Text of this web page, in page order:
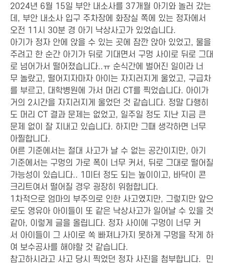
2024년 6월 15일 부안 내소사를 37개월 아기와 놀러 갔는
데, 부안 내소사 입구 주차장에 화장실 쪽에 있는 정자에서
오전 11시 30분 경 아기 낙상사고가 있었습니다.
아기가 정자 안에 앉을 수 있는 곳에 잠깐 앉아 있었고, 물을
주려고 한 순간 아기가 뒤로 기대면서 구멍 사이로 뒤로 그대
로 넘어가서 떨어졌습니다..ㅠ 순식간에 벌어진 일이라 너
무 놀랐고, 떨어지자마자 아이는 자지러지게 울었고, 구급차
를 부르고, 대학병원에 가서 머리 CT를 찍었습니다. 아이가
거의 2시간을 자지러지게 울었던 것 같습니다. 정말 다행히
도 머리 CT 결과 문제는 없었고, 일주일 정도 지난 지금 큰
문제 없이 잘 지내고 있습니다. 하지만 그때 생각하면 너무
아찔합니다.
어른 기준에서는 절대 사고가 날 수 없는 공간이지만, 아기
기준에서는 구멍의 가로 폭이 너무 커서, 뒤로 그대로 떨어질
가능성이 있습니다.. 1미터 정도 되는 높이이고, 바닥이 콘
크리트여서 떨어질 경우 굉장히 위험합니다.
1차적으로 엄마의 부주의로 인한 사고였지만, 그렇지만 앞으
로도 영유아 아이들이 또 같은 낙상사고가 일어날 수 있을 것
같아, 이렇게 글을 올립니다. 정자 사이에 구멍이 너무 커
서 아이들이 그 사이로 쏙 빠져나가지 못하게 구멍을 작게 하
여 보수공사를 해야할 것 같습니다.
참고하시라고 사고 당시 찍었던 정자 사진을 첨부합니다. 민